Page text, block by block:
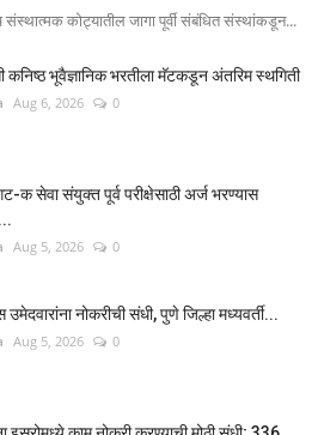
कोट्यातील जागा पूर्वी संबंधित संस्थांकडून...
कनिष्ठ भूवैज्ञानिक भरतीला मॅटकडून अंतरिम स्थगिती
Aug 6, 2026 0
क सेवा संयुक्त पूर्व परीक्षेसाठी अर्ज भरण्यास
Aug 5, 2026 0
उमेदवारांना नोकरीची संधी, पुणे जिल्हा मध्यवर्ती...
Aug 5, 2026 0